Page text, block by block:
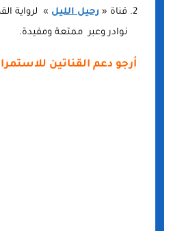
قناة « رحيل الليل » لرواية
نوادر وعبر ممتعة ومفيدة.
أرجو دعم القناتين